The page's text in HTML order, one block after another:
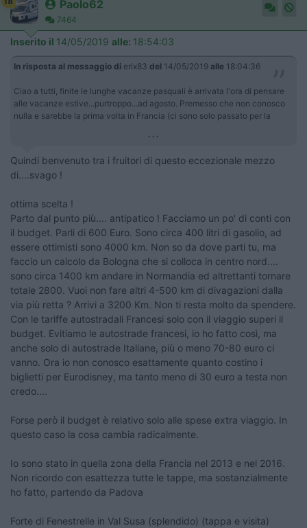
Paolo62
7464
Inserito il 14/05/2019 alle: 18:54:03
In risposta al messaggio di erix83 del 14/05/2019 alle 18:04:36
Ciao a tutti, finite le lunghe vacanze pasquali è arrivata l'ora di pensare
alle vacanze estive...purtroppo...ad agosto. Premesso che non conosco
nulla e sarebbe la prima volta in Francia (ci sono solo passato per la
...
Quindi benvenuto tra i fruitori di questo eccezionale mezzo
di....svago !
ottima scelta !
Parto dal punto più.... antipatico ! Facciamo un po' di conti con
il budget. Parli di 600 Euro. Sono circa 400 litri di gasolio, ad
essere ottimisti sono 4000 km. Non so da dove parti tu, ma
faccio un calcolo da Bologna che si colloca in centro nord....
sono circa 1400 km andare in Normandia ed altrettanti tornare
totale 2800. Vuoi non fare altri 4-500 km di divagazioni dalla
via più retta ? Arrivi a 3200 Km. Non ti resta molto da spendere.
Con le tariffe autostradali Francesi solo con il viaggio superi il
budget. Evitiamo le autostrade francesi, io ho fatto così, ma
anche solo di autostrade Italiane, più o meno 70-80 euro ci
vanno. Ora io non conosco esattamente quanto costino i
biglietti per Eurodisney, ma tanto meno di 30 euro a testa non
credo....
Forse però il budget è relativo solo alle spese extra viaggio. In
questo caso la cosa cambia radicalmente.
Io sono stato in quella zona della Francia nel 2013 e nel 2016.
Non ricordo con esattezza tutte le tappe, ma sostanzialmente
ho fatto, partendo da Padova
Forte di Fenestrelle in Val Susa (splendido) (tappa e visita)